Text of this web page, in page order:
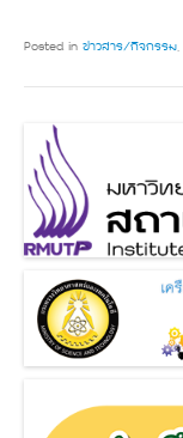
Posted in ข่าวสาร/กิจกรรม,